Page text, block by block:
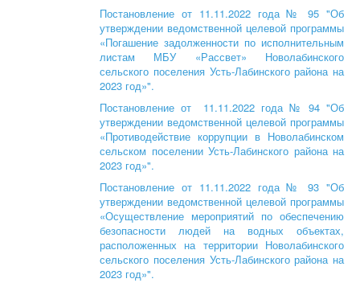
Постановление от 11.11.2022 года № 95 "Об
утверждении ведомственной целевой программы
«Погашение задолженности по исполнительным
листам МБУ «Рассвет» Новолабинского
сельского поселения Усть-Лабинского района на
2023 год»".
Постановление от 11.11.2022 года № 94 "Об
утверждении ведомственной целевой программы
«Противодействие коррупции в Новолабинском
сельском поселении Усть-Лабинского района на
2023 год»".
Постановление от 11.11.2022 года № 93 "Об
утверждении ведомственной целевой программы
«Осуществление мероприятий по обеспечению
безопасности людей на водных объектах,
расположенных на территории Новолабинского
сельского поселения Усть-Лабинского района на
2023 год»".